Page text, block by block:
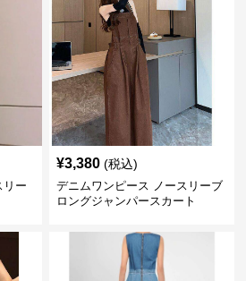
リー
¥3,380 (税込)
デニムワンピース ノースリーブ
ロングジャンパースカート